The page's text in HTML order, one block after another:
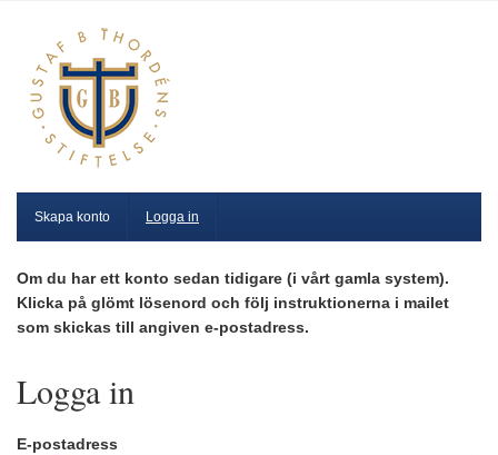
Skapa konto Logga in
Om du har ett konto sedan tidigare (i vårt gamla system).
Klicka på glömt lösenord och följ instruktionerna i mailet
som skickas till angiven e-postadress.
Logga in
E-postadress